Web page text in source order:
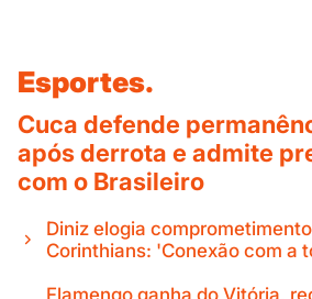
Esportes.
Cuca defende
após derrota e admite
com o Brasileiro
Diniz elogia
Corinthians: 'Conexão com a
Flamengo ganha do Vitória,